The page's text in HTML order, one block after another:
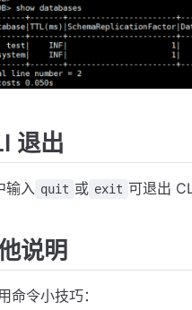
退出
输入 quit 或 exit 可退出
说明
命令小技巧：